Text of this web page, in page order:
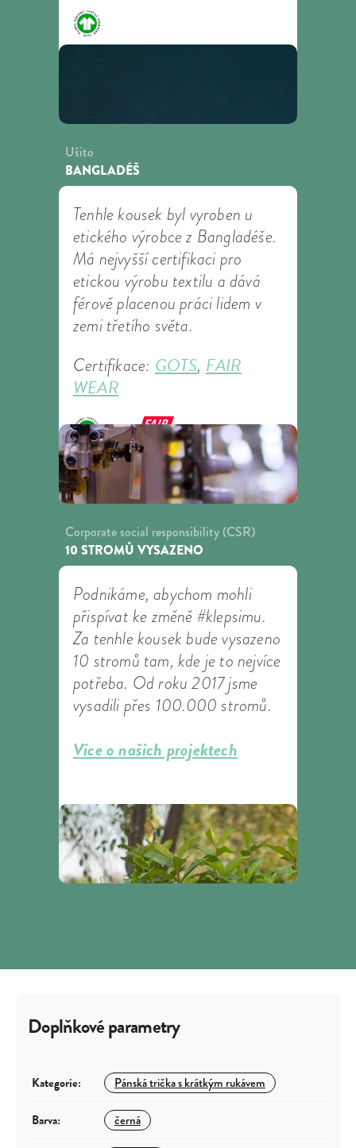
Ušito
BANGLADÉŠ
Tenhle kousek byl vyroben u
etického výrobce z Bangladéše.
Má nejvyšší certifikaci pro
etickou výrobu textilu a dává
férově placenou práci lidem v
zemi třetího světa.
Certifikace: GOTS, FAIR
WEAR
Corporate social responsibility (CSR)
10 STROMŮ VYSAZENO
Podnikáme, abychom mohli
přispívat ke změně #klepsimu.
Za tenhle kousek bude vysazeno
10 stromů tam, kde je to nejvíce
potřeba. Od roku 2017 jsme
vysadili přes 100.000 stromů.
Více o našich projektech
Doplňkové parametry
Kategorie: Pánská trička s krátkým rukávem
Barva: černá